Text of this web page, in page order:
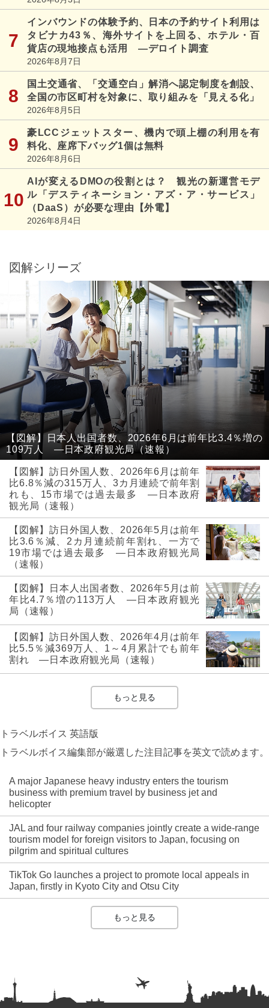
インバウンドの体験予約、日本の予約サイト利用は
タビナカ43％、海外サイトを上回る、ホテル・百
貨店の現地接点も活用 ―デロイト調査
2026年8月7日
国土交通省、「交通空白」解消へ認定制度を創設、
全国の市区町村を対象に、取り組みを「見える化」
2026年8月5日
豪LCCジェットスター、機内で頭上棚の利用を有
料化、座席下バッグ1個は無料
2026年8月6日
AIが変えるDMOの役割とは？ 観光の新運営モデ
ル「デスティネーション・アズ・ア・サービス」
（DaaS）が必要な理由【外電】
2026年8月4日
図解シリーズ
【図解】日本人出国者数、2026年6月は前年比3.4％増の
109万人 ―日本政府観光局（速報）
【図解】訪日外国人数、2026年6月は前年
比6.8％減の315万人、3カ月連続で前年割
れも、15市場では過去最多 ―日本政府
観光局（速報）
【図解】訪日外国人数、2026年5月は前年
比3.6％減、2カ月連続前年割れ、一方で
19市場では過去最多 ―日本政府観光局
（速報）
【図解】日本人出国者数、2026年5月は前
年比4.7％増の113万人 ―日本政府観光
局（速報）
【図解】訪日外国人数、2026年4月は前年
比5.5％減369万人、1～4月累計でも前年
割れ ―日本政府観光局（速報）
もっと見る
トラベルボイス 英語版
トラベルボイス編集部が厳選した注目記事を英文で読めます。
A major Japanese heavy industry enters the tourism
business with premium travel by business jet and
helicopter
JAL and four railway companies jointly create a wide-range
tourism model for foreign visitors to Japan, focusing on
pilgrim and spiritual cultures
TikTok Go launches a project to promote local appeals in
Japan, firstly in Kyoto City and Otsu City
もっと見る